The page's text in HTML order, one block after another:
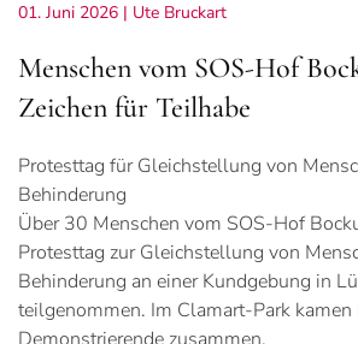
01. Juni 2026 | Ute Bruckart
Menschen vom SOS-Hof
Zeichen für Teilhabe
Protesttag für Gleichstellung von
Behinderung
Über 30 Menschen vom SOS-Hof
Protesttag zur Gleichstellung von
Behinderung an einer Kundgebung in
teilgenommen. Im Clamart-Park